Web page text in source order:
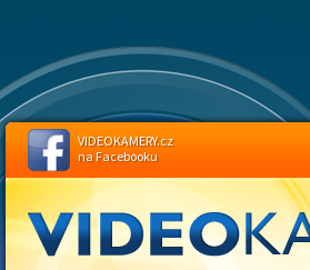
VIDEOKAMERY.cz
na Facebooku